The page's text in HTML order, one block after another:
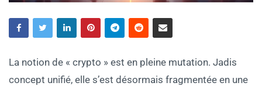
La notion de « crypto » est en pleine mutation. Jadis
concept unifié, elle s’est désormais fragmentée en une